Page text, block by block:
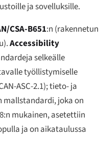
ja sovelluksille.
CSA-B651:n (rakennetun
Accessibility
selkeälle
työllistymiselle
ASC-2.1); tieto- ja
joka on
mukainen, asetettiin
ja on aikataulussa